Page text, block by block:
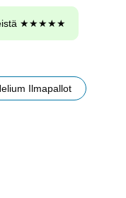
★★★★★
Ilmapallot